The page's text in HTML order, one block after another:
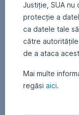
Justiție, SUA
protecție a
ca datele tale
către
de a ataca
Mai multe
regăsi aici.